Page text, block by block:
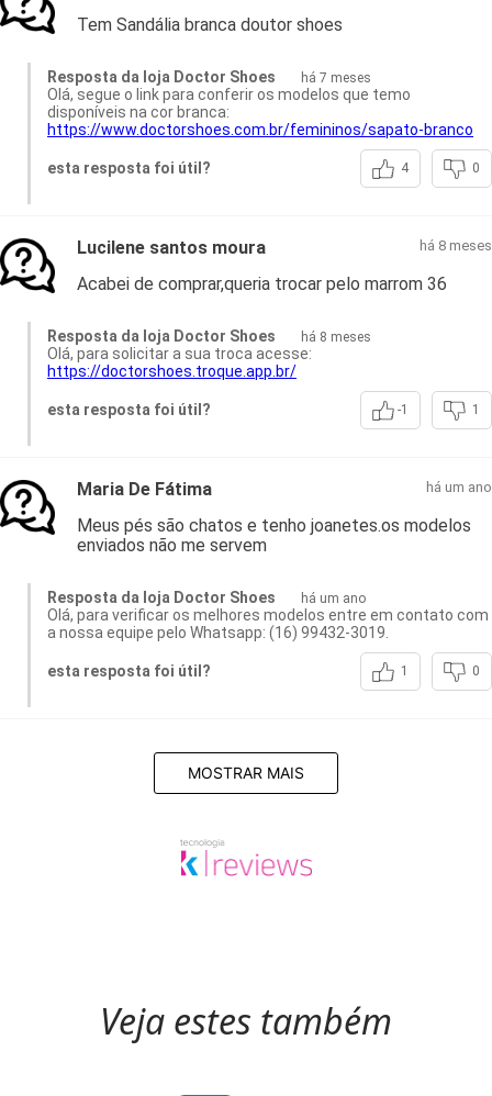
Tem Sandália branca doutor shoes
Resposta da loja Doctor Shoes há 7 meses
Olá, segue o link para conferir os modelos que temo
disponíveis na cor branca:
https://www.doctorshoes.com.br/femininos/sapato-branco
esta resposta foi útil? 4 0
Lucilene santos moura há 8 meses
Acabei de comprar,queria trocar pelo marrom 36
Resposta da loja Doctor Shoes há 8 meses
Olá, para solicitar a sua troca acesse:
https://doctorshoes.troque.app.br/
esta resposta foi útil? -1 1
Maria De Fátima há um ano
Meus pés são chatos e tenho joanetes.os modelos
enviados não me servem
Resposta da loja Doctor Shoes há um ano
Olá, para verificar os melhores modelos entre em contato com
a nossa equipe pelo Whatsapp: (16) 99432-3019.
esta resposta foi útil? 1 0
MOSTRAR MAIS
Veja estes também